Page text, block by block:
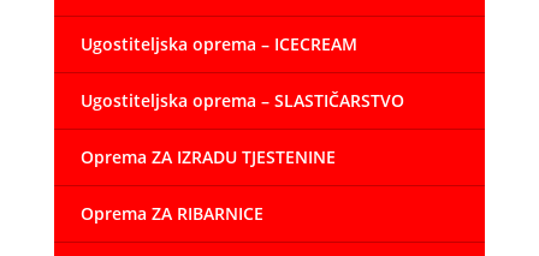
Ugostiteljska oprema – ICECREAM
Ugostiteljska oprema – SLASTIČARSTVO
Oprema ZA IZRADU TJESTENINE
Oprema ZA RIBARNICE